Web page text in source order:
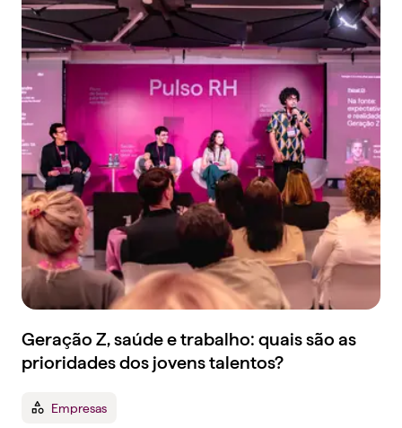
Geração Z, saúde e trabalho: quais são as
prioridades dos jovens talentos?
Empresas